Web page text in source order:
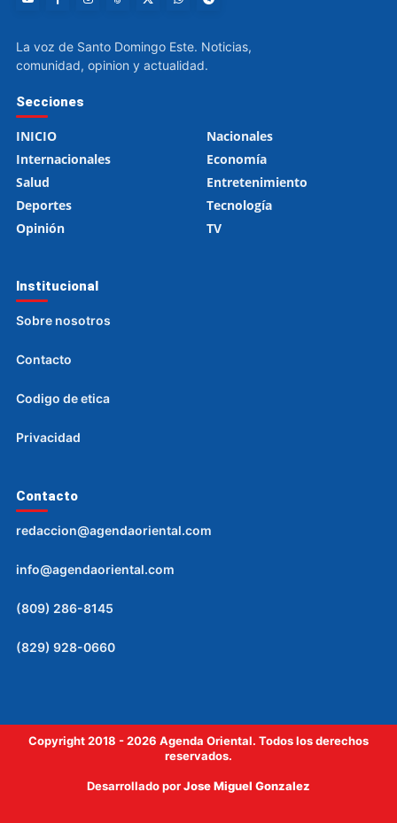
La voz de Santo Domingo Este. Noticias,
comunidad, opinion y actualidad.
Secciones
INICIO
Nacionales
Internacionales
Economía
Salud
Entretenimiento
Deportes
Tecnología
Opinión
TV
Institucional
Sobre nosotros
Contacto
Codigo de etica
Privacidad
Contacto
redaccion@agendaoriental.com
info@agendaoriental.com
(809) 286-8145
(829) 928-0660
Copyright 2018 - 2026 Agenda Oriental. Todos los derechos
reservados.
Desarrollado porJose Miguel Gonzalez